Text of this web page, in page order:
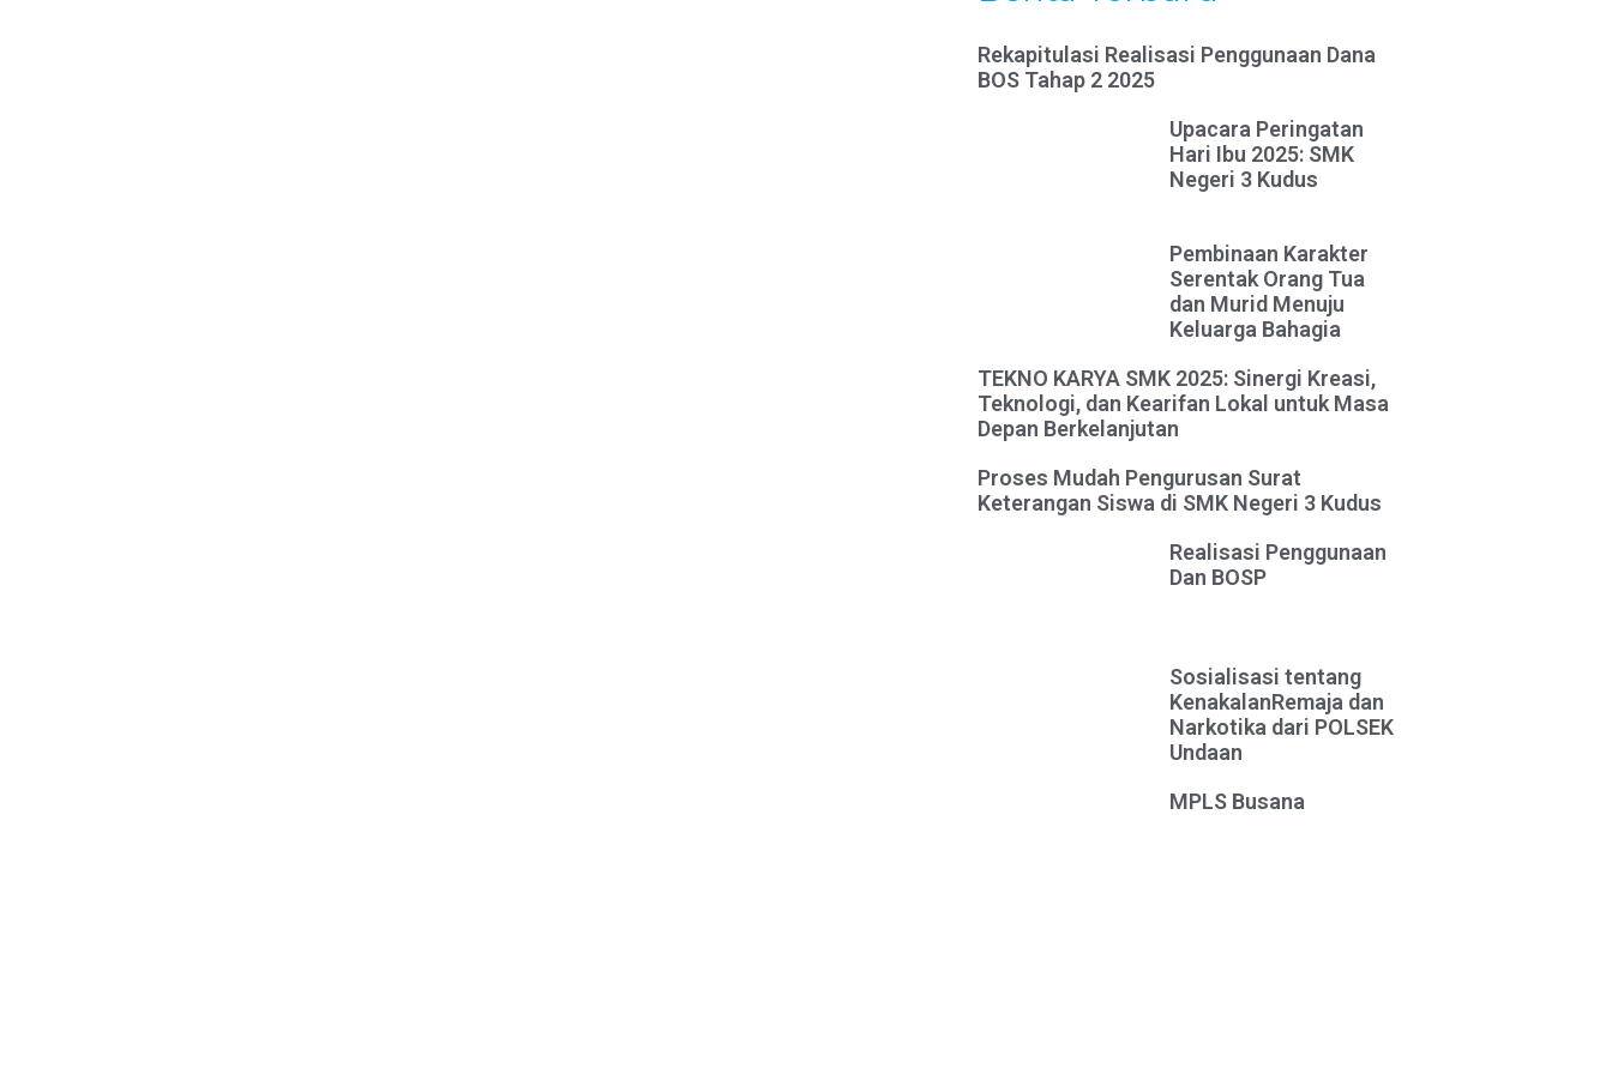
Rekapitulasi Realisasi Penggunaan Dana
BOS Tahap 2 2025
Upacara Peringatan
Hari Ibu 2025: SMK
Negeri 3 Kudus
Pembinaan Karakter
Serentak Orang Tua
dan Murid Menuju
Keluarga Bahagia
TEKNO KARYA SMK 2025: Sinergi Kreasi,
Teknologi, dan Kearifan Lokal untuk Masa
Depan Berkelanjutan
Proses Mudah Pengurusan Surat
Keterangan Siswa di SMK Negeri 3 Kudus
Realisasi Penggunaan
Dan BOSP
Sosialisasi tentang
KenakalanRemaja dan
Narkotika dari POLSEK
Undaan
MPLS Busana